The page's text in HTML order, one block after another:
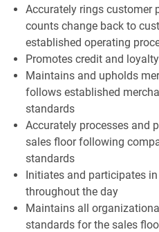
Accurately rings customer
counts change back to
established operating
Promotes credit and
Maintains and upholds
follows established
standards
Accurately processes and
sales floor following
standards
Initiates and participates
throughout the day
Maintains all
standards for the sales